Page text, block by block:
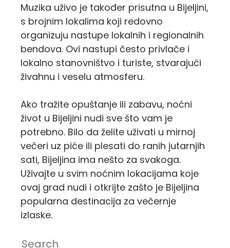
Muzika uživo je također prisutna u Bijeljini,
s brojnim lokalima koji redovno
organizuju nastupe lokalnih i regionalnih
bendova. Ovi nastupi često privlače i
lokalno stanovništvo i turiste, stvarajući
živahnu i veselu atmosferu.
Ako tražite opuštanje ili zabavu, noćni
život u Bijeljini nudi sve što vam je
potrebno. Bilo da želite uživati u mirnoj
večeri uz piće ili plesati do ranih jutarnjih
sati, Bijeljina ima nešto za svakoga.
Uživajte u svim noćnim lokacijama koje
ovaj grad nudi i otkrijte zašto je Bijeljina
popularna destinacija za večernje
izlaske.